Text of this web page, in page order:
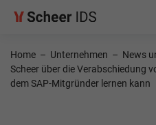
Home – Unternehmen – News
Scheer über die Verabschiedung
dem SAP-Mitgründer lernen kann